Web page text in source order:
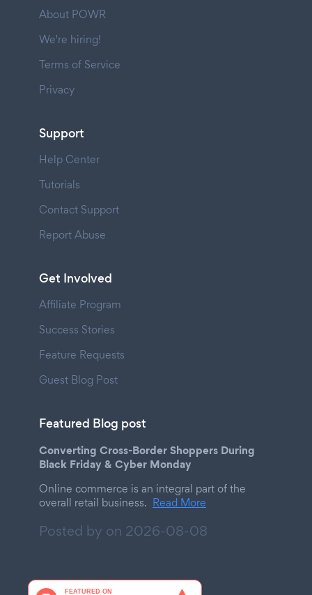
About POWR
We're hiring!
Terms of Service
Privacy
Support
Help Center
Tutorials
Contact Support
Report Abuse
Get Involved
Affiliate Program
Success Stories
Feature Requests
Guest Blog Post
Featured Blog post
Converting Cross-Border Shoppers During
Black Friday & Cyber Monday
Online commerce is an integral part of the
overall retail business. Read More
Posted by on 2026-08-08